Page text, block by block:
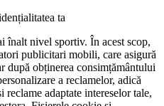
ta
înalt nivel sportiv. În acest scop,
publicitari mobili, care asigură
după obținerea consimțământului
a reclamelor, adică
reclame adaptate intereselor tale,